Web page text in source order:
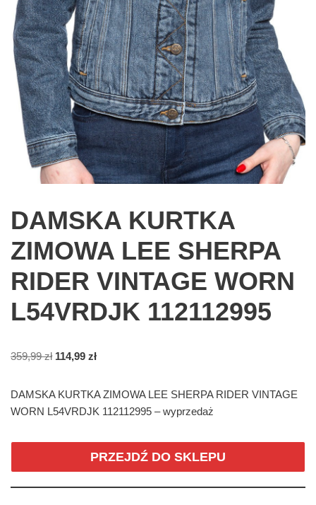
DAMSKA KURTKA
ZIMOWA LEE SHERPA
RIDER VINTAGE WORN
L54VRDJK 112112995
359,99zł 114,99 zł
DAMSKA KURTKA ZIMOWA LEE SHERPA RIDER VINTAGE
WORN L54VRDJK 112112995 – wyprzedaż
PRZEJDŹ DO SKLEPU